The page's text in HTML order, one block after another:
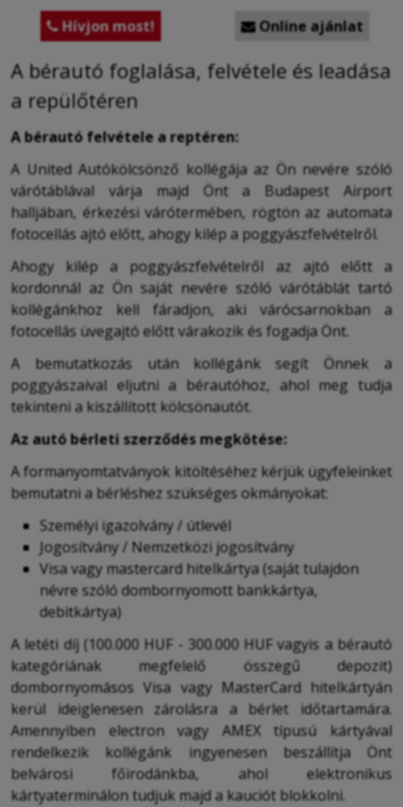
 Hívjon most!  Online ajánlat
A bérautó foglalása, felvétele és leadása
a repülőtéren
A bérautó felvétele a reptéren:
A United Autókölcsönző kollégája az Ön nevére szóló
várótáblával várja majd Önt a Budapest Airport
halljában, érkezési várótermében, rögtön az automata
fotocellás ajtó előtt, ahogy kilép a poggyászfelvételről.
Ahogy kilép a poggyászfelvételről az ajtó előtt a
kordonnál az Ön saját nevére szóló várótáblát tartó
kollégánkhoz kell fáradjon, aki várócsarnokban a
fotocellás üvegajtó előtt várakozik és fogadja Önt.
A bemutatkozás után kollégánk segít Önnek a
poggyászaival eljutni a bérautóhoz, ahol meg tudja
tekinteni a kiszállított kölcsönautót.
Az autó bérleti szerződés megkötése:
A formanyomtatványok kitöltéséhez kérjük ügyfeleinket
bemutatni a bérléshez szükséges okmányokat:
Személyi igazolvány / útlevél
Jogosítvány / Nemzetközi jogosítvány
Visa vagy mastercard hitelkártya (saját tulajdon
névre szóló dombornyomott bankkártya,
debitkártya)
A letéti díj (100.000 HUF - 300.000 HUF vagyis a bérautó
kategóriának megfelelő összegű depozit)
dombornyomásos Visa vagy MasterCard hitelkártyán
kerül ideiglenesen zárolásra a bérlet időtartamára.
Amennyiben electron vagy AMEX típusú kártyával
rendelkezik kollégánk ingyenesen beszállítja Önt
belvárosi főirodánkba, ahol elektronikus
kártyaterminálon tudjuk majd a kauciót blokkolni.